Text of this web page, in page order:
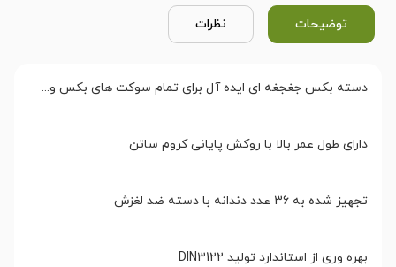
توضیحات نظرات
دسته بکس جغجغه ای ایده آل برای تمام سوکت های بکس و...
دارای طول عمر بالا با روکش پایانی کروم ساتن
تجهیز شده به 36 عدد دندانه با دسته ضد لغزش
بهره وری از استاندارد تولید DIN3122